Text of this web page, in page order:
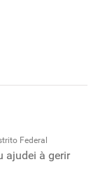
Federal
ajudei à gerir